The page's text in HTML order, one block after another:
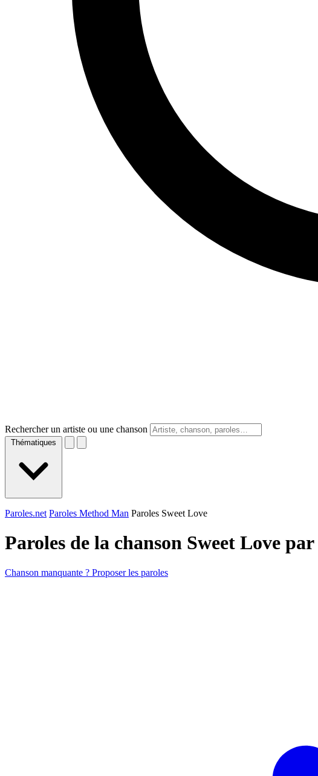
Rechercher un artiste ou une chanson
Thématiques
Paroles.net Paroles Method Man Paroles Sweet Love
Paroles de la chanson Sweet Love par
Chanson manquante ? Proposer les paroles